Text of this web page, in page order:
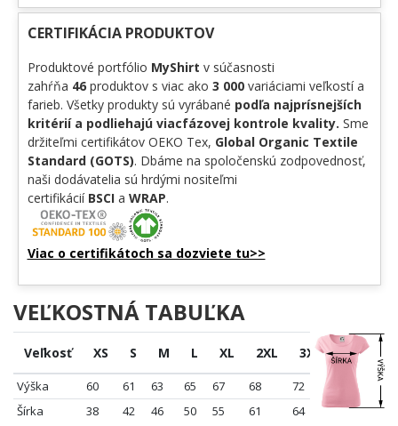
CERTIFIKÁCIA PRODUKTOV
Produktové portfólio MyShirt v súčasnosti
zahŕňa 46 produktov s viac ako 3 000variáciami veľkostí a
farieb. Všetky produkty sú vyrábané podľa najprísnejších
kritérií a podliehajú viacfázovej kontrole kvality. Sme
držiteľmi certifikátov OEKO Tex, Global Organic Textile
Standard (GOTS). Dbáme na spoločenskú zodpovednosť,
naši dodávatelia sú hrdými nositeľmi
certifikácií BSCI a WRAP.
Viac o certifikátoch sa dozviete tu>>
VEĽKOSTNÁ TABUĽKA
Veľkosť XS S M L XL 2XL 3XL
Výška 60 61 63 65 67 68
72
Šírka
38 42 46 50 55 61 64